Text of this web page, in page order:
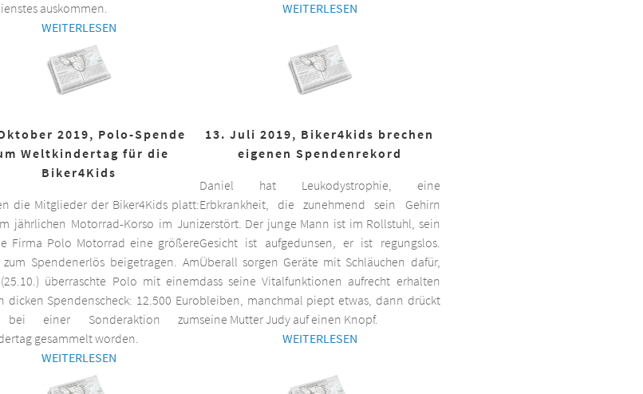
auskommen.
WEITERLESEN
WEITERLESEN
2019, Polo-Spende
Weltkindertag für die
Biker4Kids
die Mitglieder der Biker4Kids platt:
jährlichen Motorrad-Korso im Juni
Firma Polo Motorrad eine größere
zum Spendenerlös beigetragen. Am
überraschte Polo mit einem
dicken Spendenscheck: 12.500 Euro
bei einer Sonderaktion zum
gesammelt worden.
WEITERLESEN
13. Juli 2019, Biker4kids brechen
eigenen Spendenrekord
Daniel hat Leukodystrophie, eine
Erbkrankheit, die zunehmend sein Gehirn
zerstört. Der junge Mann ist im Rollstuhl, sein
Gesicht ist aufgedunsen, er ist regungslos.
Überall sorgen Geräte mit Schläuchen dafür,
dass seine Vitalfunktionen aufrecht erhalten
bleiben, manchmal piept etwas, dann drückt
seine Mutter Judy auf einen Knopf.
WEITERLESEN